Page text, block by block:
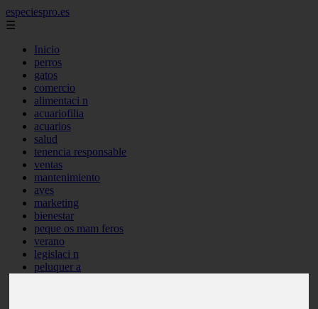
especiespro.es
☰
Inicio
perros
gatos
comercio
alimentaci n
acuariofilia
acuarios
salud
tenencia responsable
ventas
mantenimiento
aves
marketing
bienestar
peque os mam feros
verano
legislaci n
peluquer a